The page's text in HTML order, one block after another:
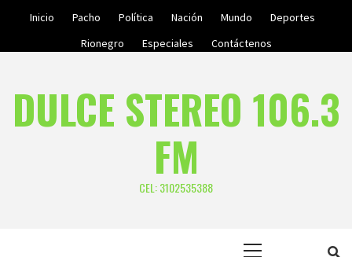
Inicio Pacho Política Nación Mundo
Deportes
Rionegro
Especiales Contáctenos
DULCE STEREO 106.3
FM
CEL: 3102535388